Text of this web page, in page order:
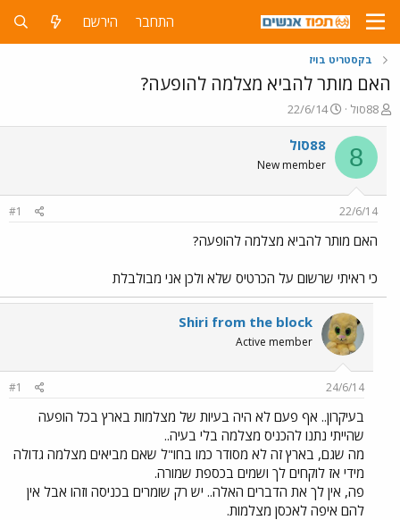
התחבר הירשם
בקסטריט בויז
האם מותר להביא מצלמה להופעה?
פ
ו
ת
ח
ה
ש
א
88סול
פ
ו
ר
ם
ר
22/6/14
8 88סול
New member
22/6/14
#1
האם מותר להביא מצלמה להופעה?
כי ראיתי שרשום על הכרטיס שלא ולכן אני מבולבלת
Shiri from the block
Active member
24/6/14
#1
בעיקרון.. אף פעם לא היה בעיות של מצלמות בארץ בכל הופעה
שהייתי נתנו להכניס מצלמה בלי בעיה..
מה שגם, בארץ זה לא מסודר כמו בחו"ל שאם מביאים מצלמה גדולה
מידי אז לוקחים לך ושמים בכספת שמורה.
פה, אין לך את הדברים האלה.. יש רק שומרים בכניסה וזהו אבל אין
להם איפה לאכסן מצלמות.